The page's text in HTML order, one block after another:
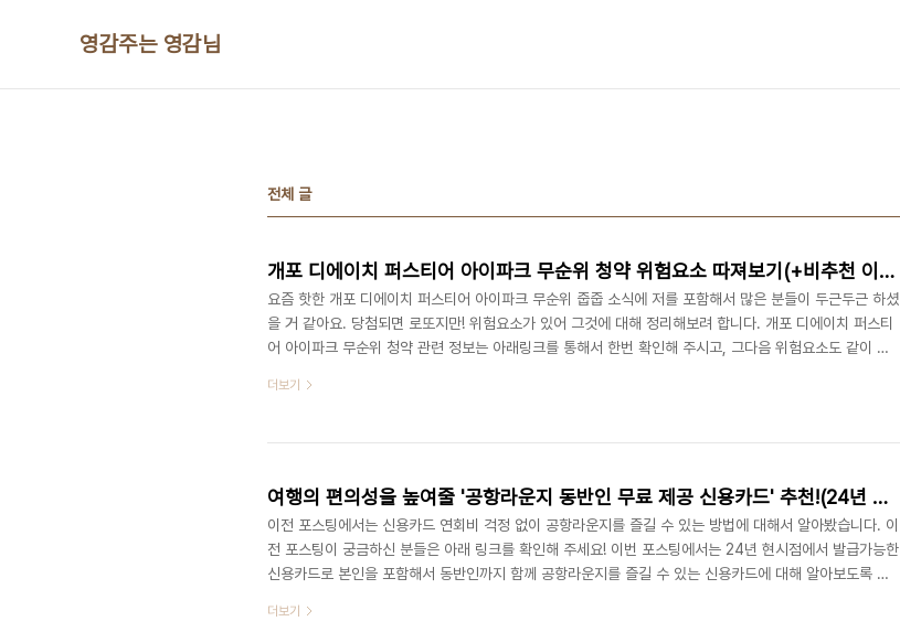
영감주는 영감님
전체 글
개포 디에이치 퍼스티어 아이파크 무순위 청약 위험요소 따져보기(+비추천 이유)
요즘 핫한 개포 디에이치 퍼스티어 아이파크 무순위 줍줍 소식에 저를 포함해서 많은 분들이 두근두근 하셨
을 거 같아요. 당첨되면 로또지만! 위험요소가 있어 그것에 대해 정리해보려 합니다. 개포 디에이치 퍼스티
어 아이파크 무순위 청약 관련 정보는 아래링크를 통해서 한번 확인해 주시고, 그다음 위험요소도 같이 아
전 분양가!) 바로 내일인 21일이 개포 디에이치 퍼스티어 아이파크 무순위 모집공고가 내일 나옵니다. 개포
allijdesign.com 공고일정 청약 홈 applyhome.co.kr 2월 21일 : 무순위 청약 ..
더보기
여행의 편의성을 높여줄 '공항라운지 동반인 무료 제공 신용카드' 추천!(24년 상반기 최신 업데이트)
이전 포스팅에서는 신용카드 연회비 걱정 없이 공항라운지를 즐길 수 있는 방법에 대해서 알아봤습니다. 이
전 포스팅이 궁금하신 분들은 아래 링크를 확인해 주세요! 이번 포스팅에서는 24년 현시점에서 발급가능한
신용카드로 본인을 포함해서 동반인까지 함께 공항라운지를 즐길 수 있는 신용카드에 대해 알아보도록 하
어요. 여행을 싸고 좋게 다니니 주변에서 여행설계 좀 해달라고 하거나 여행 갈 때 같이 가자고 하시는 분들
더보기